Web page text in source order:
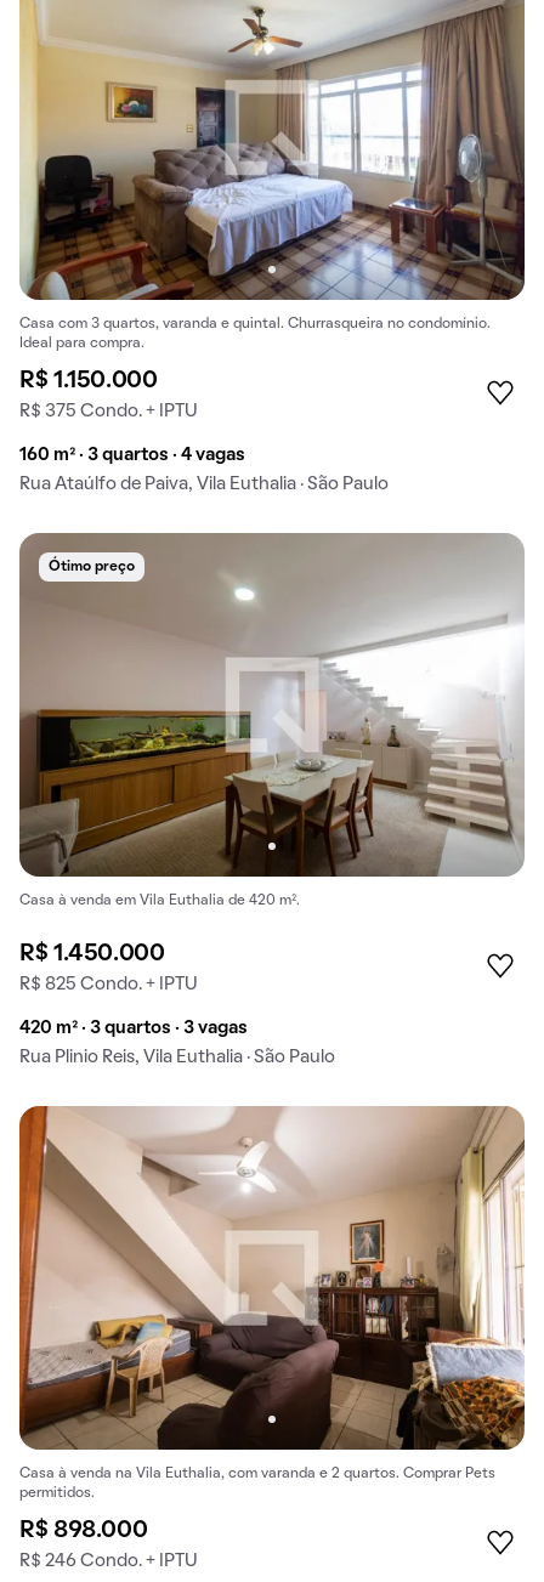
Casa com 3 quartos, varanda e quintal. Churrasqueira no condomínio.
Ideal para compra.
R$ 1.150.000
R$ 375 Condo. + IPTU
160 m² · 3 quartos · 4 vagas
Rua Ataúlfo de Paiva, Vila Euthalia · São Paulo
Ótimo preço
Casa à venda em Vila Euthalia de 420 m².
R$ 1.450.000
R$ 825 Condo. + IPTU
420 m² · 3 quartos · 3 vagas
Rua Plinio Reis, Vila Euthalia · São Paulo
Casa à venda na Vila Euthalia, com varanda e 2 quartos. Comprar Pets
permitidos.
R$ 898.000
R$ 246 Condo. + IPTU